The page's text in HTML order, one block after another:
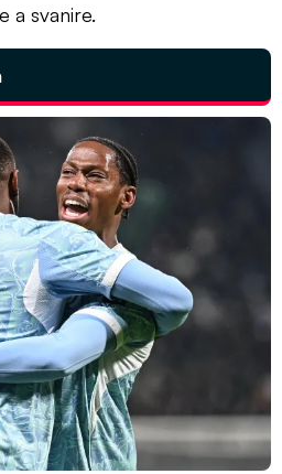
a svanire.